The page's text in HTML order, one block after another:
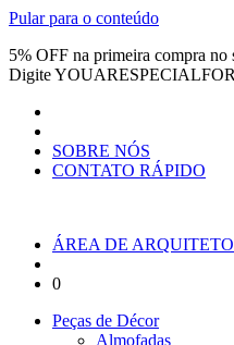
Pular para o conteúdo
5% OFF na primeira compra no
Digite
SOBRE NÓS
CONTATO RÁPIDO
ÁREA DE
0
Peças de Décor
Almofadas